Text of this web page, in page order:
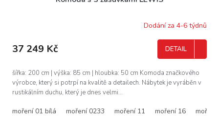
R
A
Dodání za 4-6 týdnů
37 249 Kč DETAIL
šířka: 200 cm | výška: 85 cm | hloubka: 50 cm Komoda značkového
výrobce, který si potrpí na kvalitě a detailech. Nábytek je vyráběn v
rustikálním duchu, který je dnes velmi...
moření 01 bílá moření 0233 moření 11 moření 16 moření